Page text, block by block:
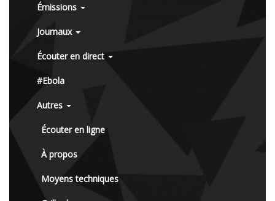
Émissions
Journaux
Écouter en direct
#Ebola
Autres
Écouter en ligne
À propos
Moyens techniques